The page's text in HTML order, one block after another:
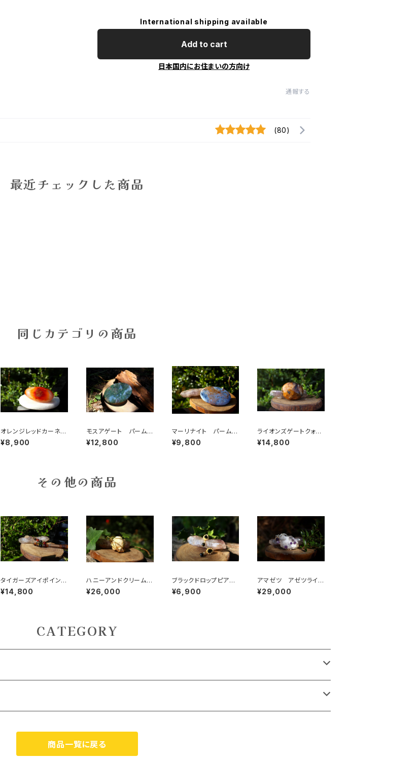
International shipping available
Add to cart
日本国内にお住まいの方向け
通報する
(80)
最近チェックした商品
同じカテゴリの商品
オレンジレッドカーネリ
アン パームストーン
¥8,900
モスアゲート パームス
トーン 大
¥12,800
マーリナイト パームス
トーン
¥9,800
ライオンズゲートクォー
ツ パームストーン
¥14,800
その他の商品
タイガーズアイポイン
ト ネックレス 集中
力、直感力、判断力、力
¥14,800
ハニーアンドクリームア
ゼツライト 不安を癒
す 至福の波に包まれ
¥26,000
ブラックドロップピア
ス レインボーオブシ
ディアン
¥6,900
アマゼツ アゼツライ
ト アゾゼオロークォー
ツ 高次の存在と常
¥29,000
CATEGORY
商品一覧に戻る